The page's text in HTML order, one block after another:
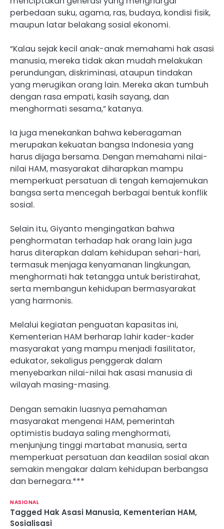
perbedaan suku, agama, ras, budaya, kondisi fisik,
maupun latar belakang sosial ekonomi.
“Kalau sejak kecil anak-anak memahami hak asasi
manusia, mereka tidak akan mudah melakukan
perundungan, diskriminasi, ataupun tindakan
yang merugikan orang lain. Mereka akan tumbuh
dengan rasa empati, kasih sayang, dan
menghormati sesama,” katanya.
Ia juga menekankan bahwa keberagaman
merupakan kekuatan bangsa Indonesia yang
harus dijaga bersama. Dengan memahami nilai-
nilai HAM, masyarakat diharapkan mampu
memperkuat persatuan di tengah kemajemukan
bangsa serta mencegah berbagai bentuk konflik
sosial.
Selain itu, Giyanto mengingatkan bahwa
penghormatan terhadap hak orang lain juga
harus diterapkan dalam kehidupan sehari-hari,
termasuk menjaga kenyamanan lingkungan,
menghormati hak tetangga untuk beristirahat,
serta membangun kehidupan bermasyarakat
yang harmonis.
Melalui kegiatan penguatan kapasitas ini,
Kementerian HAM berharap lahir kader-kader
masyarakat yang mampu menjadi fasilitator,
edukator, sekaligus penggerak dalam
menyebarkan nilai-nilai hak asasi manusia di
wilayah masing-masing.
Dengan semakin luasnya pemahaman
masyarakat mengenai HAM, pemerintah
optimistis budaya saling menghormati,
menjunjung tinggi martabat manusia, serta
memperkuat persatuan dan keadilan sosial akan
semakin mengakar dalam kehidupan berbangsa
dan bernegara.***
NASIONAL
Tagged Hak Asasi Manusia, Kementerian HAM,
Sosialisasi